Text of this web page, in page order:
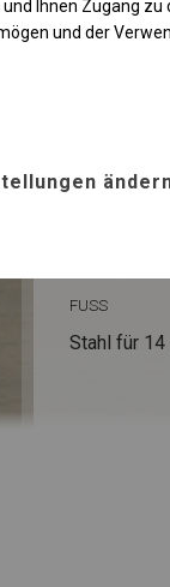
FUSS
Stahl für 14
Ihnen Zugang
und der